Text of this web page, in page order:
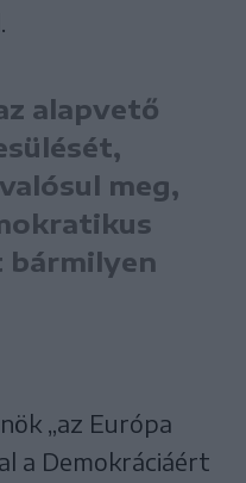
alapvető
meg,
bármilyen
„az Európa
a Demokráciáért